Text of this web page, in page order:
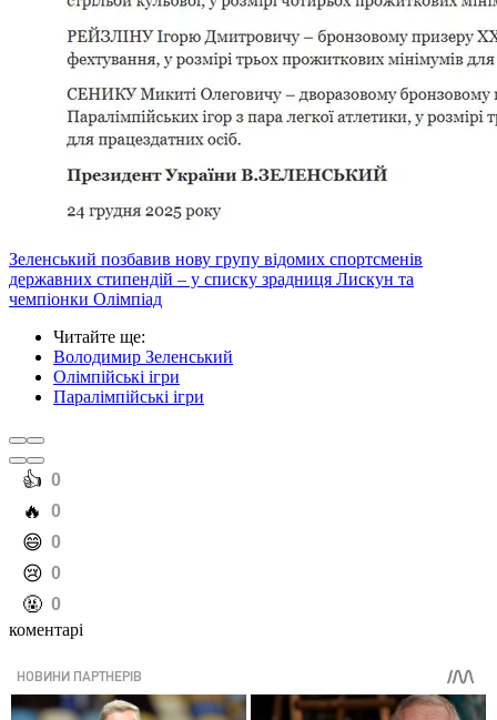
Зеленський позбавив нову групу відомих спортсменів
державних стипендій – у списку зрадниця Лискун та
чемпіонки Олімпіад
Читайте ще:
Володимир Зеленський
Олімпійські ігри
Паралімпійські ігри
️👍 0
️🔥 0
️😄 0
️😢 0
️🤬 0
коментарі